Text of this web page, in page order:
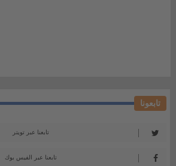
تابعونا
تابعنا عبر تويتر
تابعنا عبر الفيس بوك